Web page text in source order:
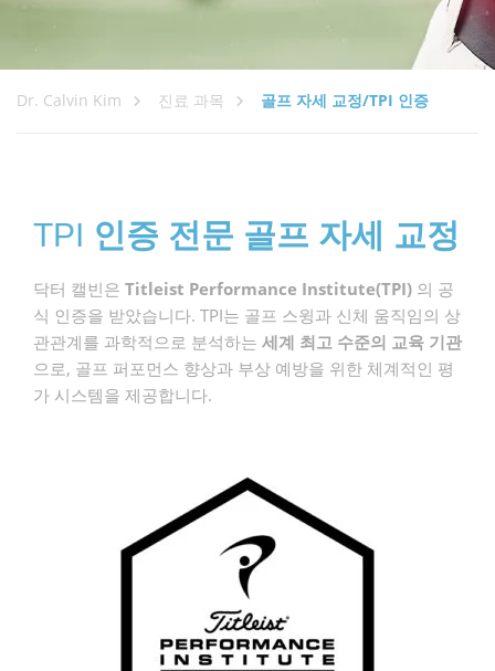
Dr. Calvin Kim 진료 과목 골프 자세 교정/TPI 인증
TPI 인증 전문 골프 자세 교정
닥터 캘빈은 Titleist Performance Institute(TPI) 의 공
식 인증을 받았습니다. TPI는 골프 스윙과 신체 움직임의 상
관관계를 과학적으로 분석하는 세계 최고 수준의 교육 기관
으로, 골프 퍼포먼스 향상과 부상 예방을 위한 체계적인 평
가 시스템을 제공합니다.